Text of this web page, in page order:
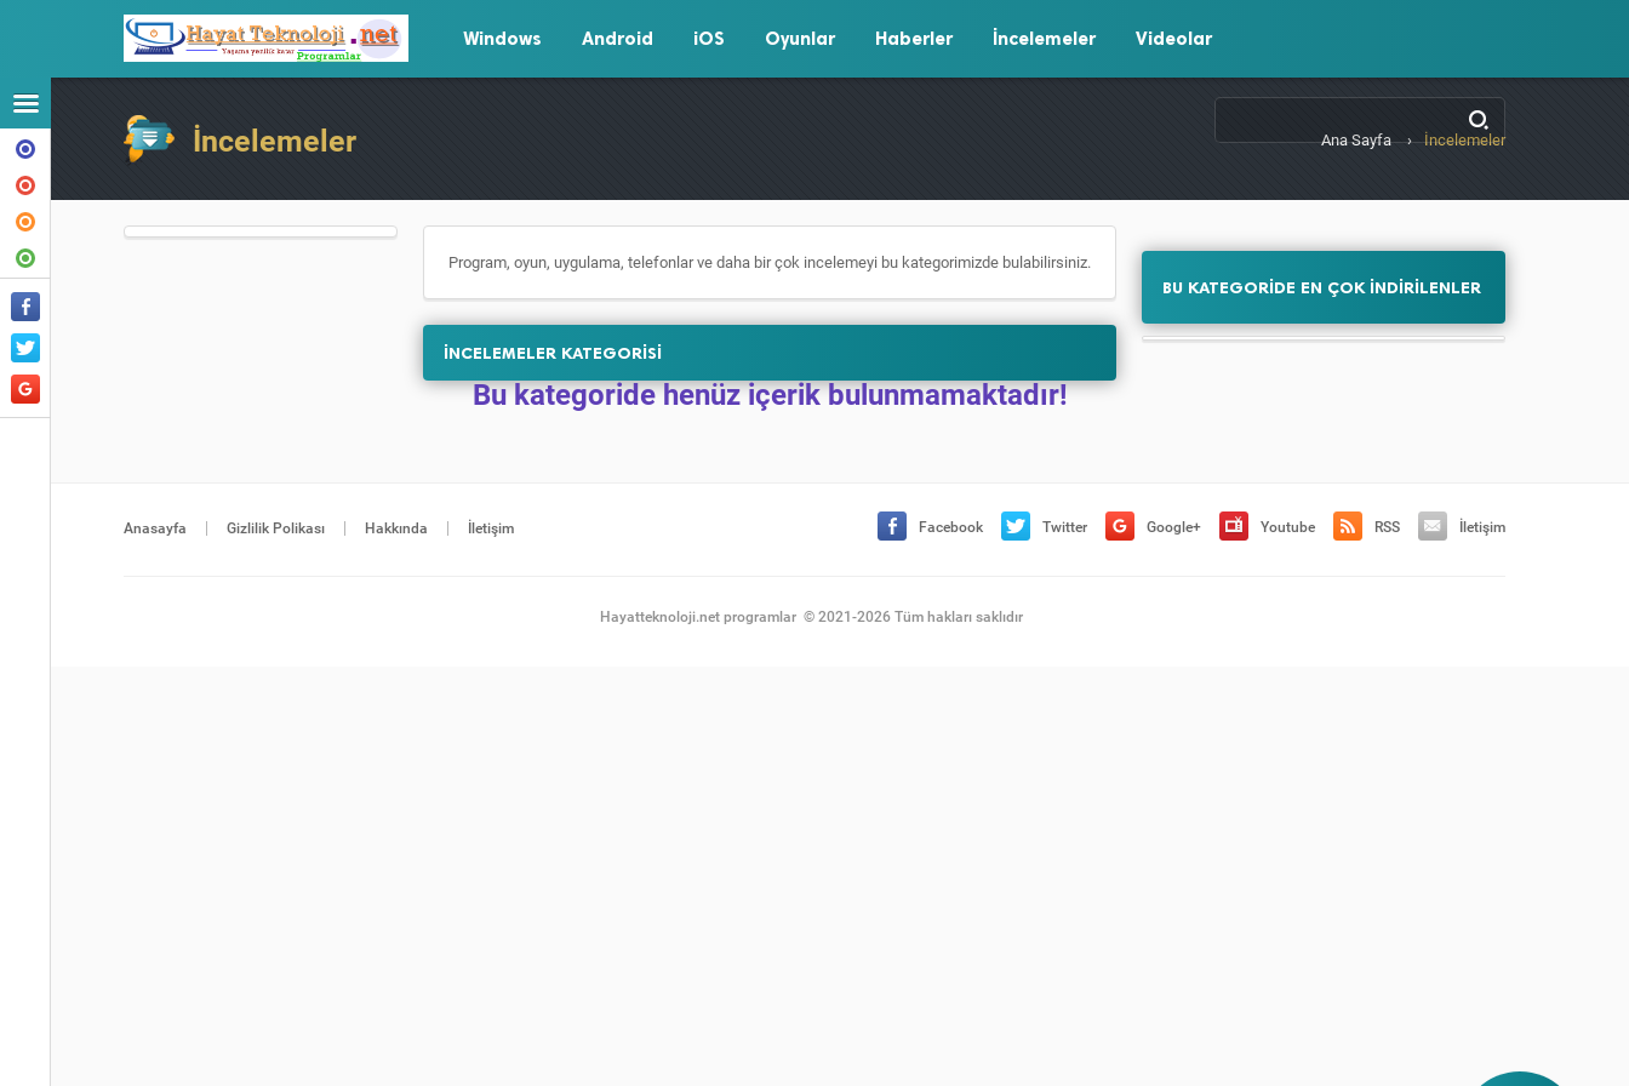
Windows Android iOS Oyunlar Haberler İncelemeler Videolar
İncelemeler Ana Sayfa › İncelemeler
Program, oyun, uygulama, telefonlar ve daha bir çok incelemeyi bu kategorimizde bulabilirsiniz.
İNCELEMELER KATEGORİSİ
Bu kategoride henüz içerik bulunmamaktadır!
BU KATEGORİDE EN ÇOK İNDİRİLENLER
Anasayfa Gizlilik Polikası Hakkında İletişim Facebook Twitter Google+ Youtube RSS İletişim
Hayatteknoloji.net programlar © 2021-2026 Tüm hakları saklıdır